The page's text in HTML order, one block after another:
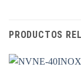
PRODUCTOS